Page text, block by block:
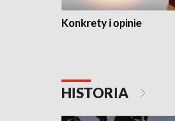
Konkrety i opinie
HISTORIA